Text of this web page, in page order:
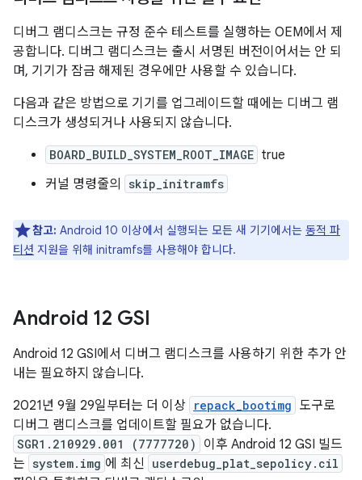
디버그 램디스크는 규정 준수 테스트를 실행하는 OEM에서 제
공합니다. 디버그 램디스크는 출시 서명된 버전이어서는 안 되
며, 기기가 잠금 해제된 경우에만 사용할 수 있습니다.
다음과 같은 방법으로 기기를 업그레이드할 때에는 디버그 램
디스크가 생성되거나 사용되지 않습니다.
BOARD_BUILD_SYSTEM_ROOT_IMAGE true
커널 명령줄의
skip_initramfs
참고: Android 10 이상에서 실행되는 모든 새 기기에서는 동적 파
티션 지원을 위해 initramfs를 사용해야 합니다.
Android 12 GSI
Android 12 GSI에서 디버그 램디스크를 사용하기 위한 추가 안
내는 필요하지 않습니다.
2021년 9월 29일부터는 더 이상 repack_bootimg 도구로
디버그 램디스크를 업데이트할 필요가 없습니다.
SGR1.210929.001 (7777720)
이후 Android 12 GSI 빌드
는 system.img 에 최신 userdebug_plat_sepolicy.cil